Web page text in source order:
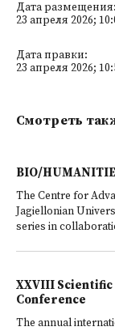
Дата размещения:
23 апреля 2026;
Дата правки:
23 апреля 2026;
Смотреть
BIO/
The Centre for
Jagiellonian
series in
XXVIII
Conference
The annual